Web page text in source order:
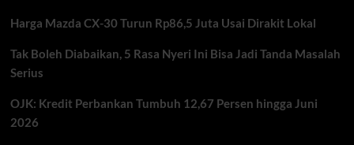
Harga Mazda CX-30 Turun Rp86,5 Juta Usai Dirakit Lokal
Tak Boleh Diabaikan, 5 Rasa Nyeri Ini Bisa Jadi Tanda Masalah
Serius
OJK: Kredit Perbankan Tumbuh 12,67 Persen hingga Juni
2026